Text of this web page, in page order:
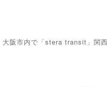
阪市内で「stera transit」関